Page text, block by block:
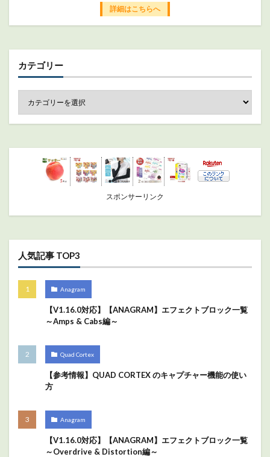
詳細はこちらへ
カテゴリー
スポンサーリンク
人気記事 TOP3
Anagram
【V1.16.0対応】【ANAGRAM】エフェクトブロック一覧
～Amps & Cabs編～
Quad Cortex
【参考情報】QUAD CORTEX のキャプチャー機能の使い
方
Anagram
【V1.16.0対応】【ANAGRAM】エフェクトブロック一覧
～Overdrive & Distortion編～